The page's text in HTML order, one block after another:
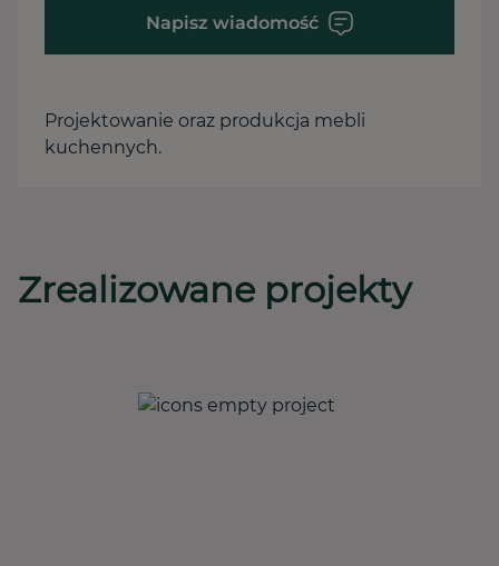
Napisz wiadomość
Projektowanie oraz produkcja mebli
kuchennych.
Zrealizowane projekty